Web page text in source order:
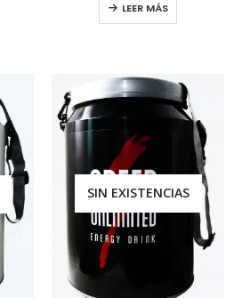
LEER MÁS
SIN EXISTENCIAS